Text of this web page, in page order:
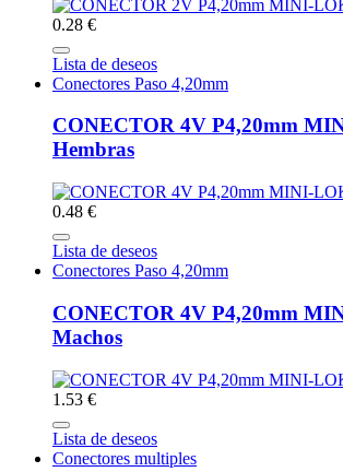
0.28 €
Lista de deseos
Conectores Paso 4,20mm
CONECTOR 4V P4,20mm
Hembras
0.48 €
Lista de deseos
Conectores Paso 4,20mm
CONECTOR 4V P4,20mm
Machos
1.53 €
Lista de deseos
Conectores multiples